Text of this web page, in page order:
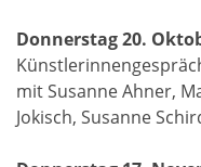
Donnerstag 20.
mit Susanne Ahner,
Jokisch, Susanne